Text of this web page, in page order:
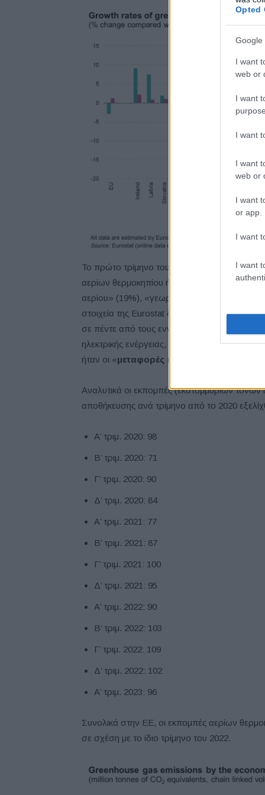
Opted
Google
I want
web or
I want
I want
I want
web or
I want
or app.
I want
I want
Το πρώτο τρίμηνο του 2023, οι οικονομικοί
αερίων θερμοκηπίου ήταν «νοικοκυριά»
αερίου» (19%), «γεωργία» (13%) ),
στοιχεία της Eurostat δείχνουν ότι, σε
σε πέντε από τους εννέα οικονομικούς
ηλεκτρικής ενέργειας, φυσικού αερίου» (-
ήταν οι «μεταφορές και αποθήκευση
Αναλυτικά οι εκπομπές (εκατομμυρίων
αποθήκευσης ανά τρίμηνο από το 2020
Α’ τριμ. 2020: 98
Β’ τριμ. 2020: 71
Γ’ τριμ. 2020: 90
Δ’ τριμ. 2020: 84
Α’ τριμ. 2021: 77
Β’ τριμ. 2021: 87
Γ’ τριμ. 2021: 100
Δ’ τριμ. 2021: 95
Α’ τριμ. 2022: 90
Β’ τριμ. 2022: 103
Γ’ τριμ. 2022: 109
Δ’ τριμ. 2022: 102
Α’ τριμ. 2023: 96
Συνολικά στην ΕΕ, οι εκπομπές αερίων
σε σχέση με το ίδιο τρίμηνο του 2022.